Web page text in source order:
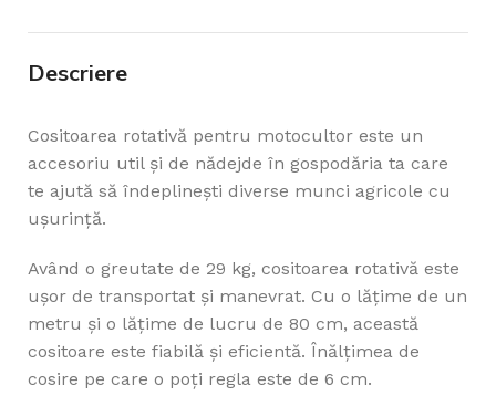
Descriere
Cositoarea rotativă pentru motocultor este un
accesoriu util și de nădejde în gospodăria ta care
te ajută să îndeplinești diverse munci agricole cu
ușurință.
Având o greutate de 29 kg, cositoarea rotativă este
ușor de transportat și manevrat. Cu o lățime de un
metru și o lățime de lucru de 80 cm, această
cositoare este fiabilă și eficientă. Înălțimea de
cosire pe care o poți regla este de 6 cm.